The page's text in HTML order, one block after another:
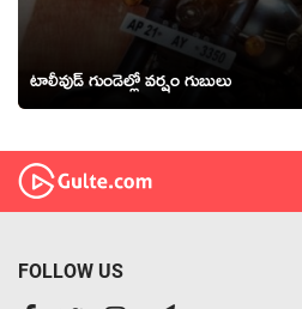
టాలీవుడ్ గుండెల్లో వర్షం గుబులు
FOLLOW US